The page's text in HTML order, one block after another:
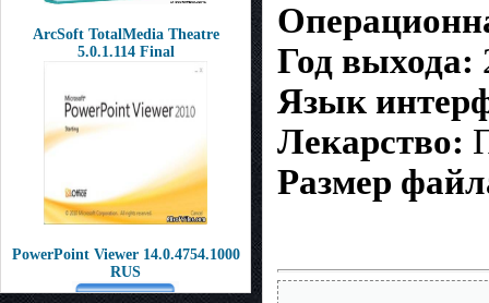
ArcSoft TotalMedia Theatre
5.0.1.114 Final
PowerPoint Viewer 14.0.4754.1000
RUS
Год выхода:
Язык
Лекарство:
Размер